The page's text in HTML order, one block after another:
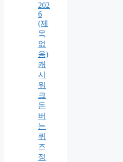
202
6
(제
목
없
음)
캐
시
워
크
돈
버
는
퀴
즈
정